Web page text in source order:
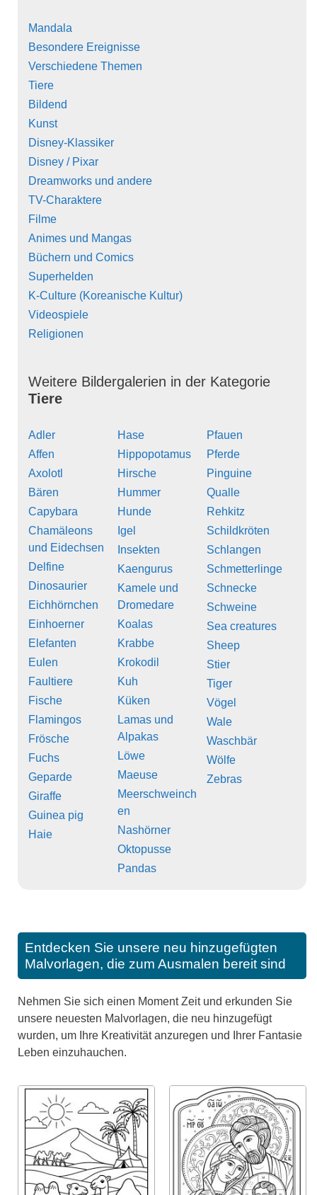
Mandala
Besondere Ereignisse
Verschiedene Themen
Tiere
Bildend
Kunst
Disney-Klassiker
Disney / Pixar
Dreamworks und andere
TV-Charaktere
Filme
Animes und Mangas
Büchern und Comics
Superhelden
K-Culture (Koreanische Kultur)
Videospiele
Religionen
Weitere Bildergalerien in der Kategorie
Tiere
Adler
Affen
Axolotl
Bären
Capybara
Chamäleons
und Eidechsen
Delfine
Dinosaurier
Eichhörnchen
Einhoerner
Elefanten
Eulen
Faultiere
Fische
Flamingos
Frösche
Fuchs
Geparde
Giraffe
Guinea pig
Haie
Hase
Hippopotamus
Hirsche
Hummer
Hunde
Igel
Insekten
Kaengurus
Kamele und
Dromedare
Koalas
Krabbe
Krokodil
Kuh
Küken
Lamas und
Alpakas
Löwe
Maeuse
Meerschweinch
en
Nashörner
Oktopusse
Pandas
Pfauen
Pferde
Pinguine
Qualle
Rehkitz
Schildkröten
Schlangen
Schmetterlinge
Schnecke
Schweine
Sea creatures
Sheep
Stier
Tiger
Vögel
Wale
Waschbär
Wölfe
Zebras
Entdecken Sie unsere neu hinzugefügten
Malvorlagen, die zum Ausmalen bereit sind
Nehmen Sie sich einen Moment Zeit und erkunden Sie
unsere neuesten Malvorlagen, die neu hinzugefügt
wurden, um Ihre Kreativität anzuregen und Ihrer Fantasie
Leben einzuhauchen.